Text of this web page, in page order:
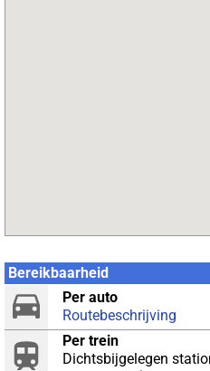
Bereikbaarheid
Per auto
Routebeschrijving
Per trein
Dichtsbijgelegen